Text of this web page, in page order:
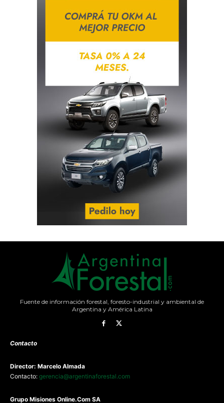
Fuente de información forestal, foresto-industrial y ambiental de
Argentina y América Latina
Contacto
Director: Marcelo Almada
Contacto: gerencia@argentinaforestal.com
Grupo Misiones Online.Com SA